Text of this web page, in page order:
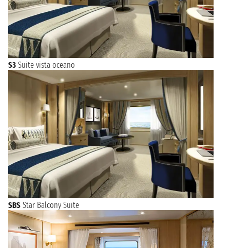
S3 Suite vista oceano
SBS Star Balcony Suite